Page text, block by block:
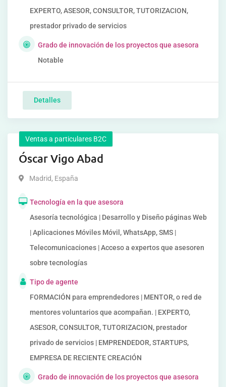
EXPERTO, ASESOR, CONSULTOR, TUTORIZACION,
prestador privado de servicios
Grado de innovación de los proyectos que asesora
Notable
Detalles
Ventas a particulares B2C
Óscar Vigo Abad
Madrid, España
Tecnología en la que asesora
Asesoría tecnológica | Desarrollo y Diseño páginas Web
| Aplicaciones Móviles Móvil, WhatsApp, SMS |
Telecomunicaciones | Acceso a expertos que asesoren
sobre tecnologías
Tipo de agente
FORMACIÓN para emprendedores | MENTOR, o red de
mentores voluntarios que acompañan. | EXPERTO,
ASESOR, CONSULTOR, TUTORIZACION, prestador
privado de servicios | EMPRENDEDOR, STARTUPS,
EMPRESA DE RECIENTE CREACIÓN
Grado de innovación de los proyectos que asesora